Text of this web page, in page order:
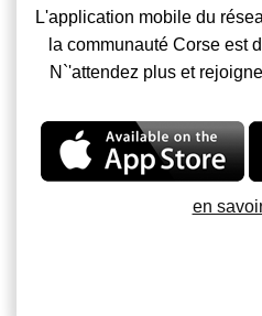
L'application mobile du
la communauté Corse est
N`'attendez plus et
en